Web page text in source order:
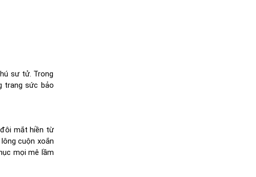
sư tử. Trong
trang sức bảo
mắt hiền từ
cuộn xoắn
mọi mê lầm